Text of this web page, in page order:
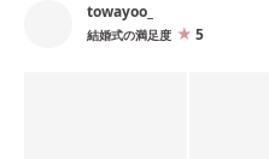
towayoo_
結婚式の満足度 5